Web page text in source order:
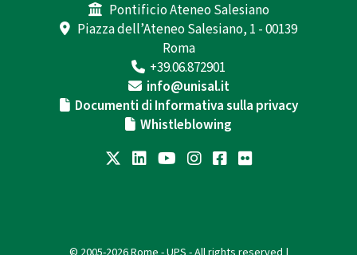
Pontificio Ateneo Salesiano
Piazza dell’Ateneo Salesiano, 1 - 00139
Roma
+39.06.872901
info@unisal.it
Documenti di Informativa sulla privacy
Whistleblowing